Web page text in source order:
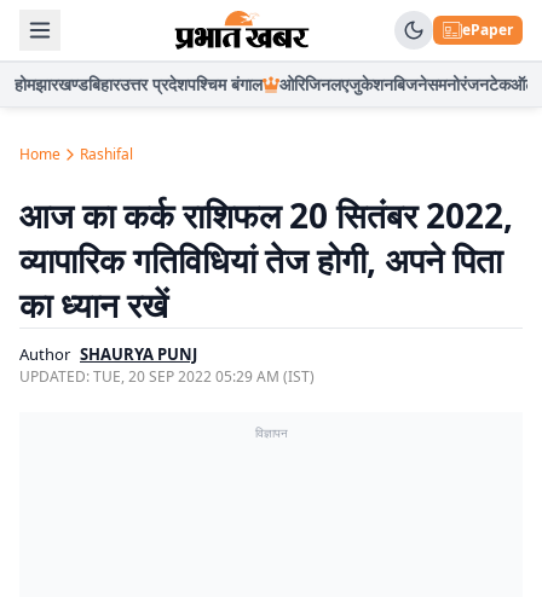
ePaper
होमझारखण्डबिहारउत्तर प्रदेशपश्चिम बंगाल ओरिजिनलएजुकेशनबिजनेसमनोरंजनटेकऑटो
Home Rashifal
आज का कर्क राशिफल 20 सितंबर 2022,
व्यापारिक गतिविधियां तेज होगी, अपने पिता
का ध्यान रखें
Author SHAURYA PUNJ
UPDATED:TUE, 20 SEP 2022 05:29 AM (IST)
विज्ञापन